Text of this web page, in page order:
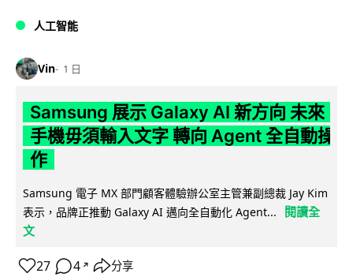
人工智能
Vin 1 日
Samsung 展示 Galaxy AI 新方向 未來
手機毋須輸入文字 轉向 Agent 全自動操
作
Samsung 電子 MX 部門顧客體驗辦公室主管兼副總裁 Jay Kim
表示，品牌正推動 Galaxy AI 邁向全自動化 Agent...
閱讀全
文
27 4 ↗ 分享